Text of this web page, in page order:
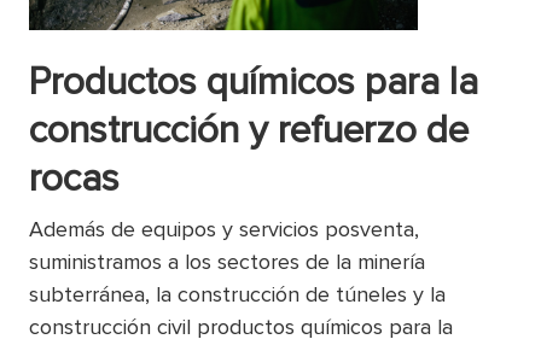
Productos químicos para la
construcción y refuerzo de
rocas
Además de equipos y servicios posventa,
suministramos a los sectores de la minería
subterránea, la construcción de túneles y la
construcción civil productos químicos para la